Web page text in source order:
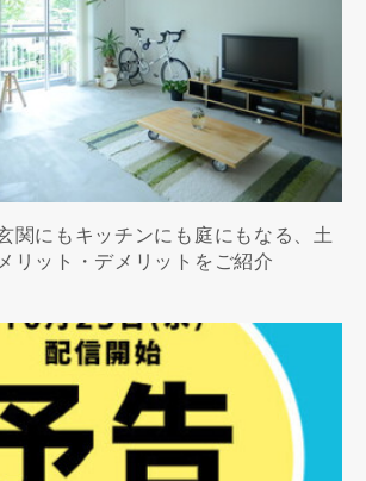
関にもキッチンにも庭にもなる、土
リット・デメリットをご紹介